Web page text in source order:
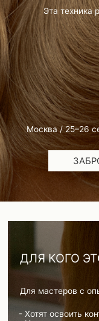
Москва / 25–26
ДЛЯ КОГО
- Хотят освоить
- Ищут технику для
без утяжеления;
- Готовы поднять
Old Money.